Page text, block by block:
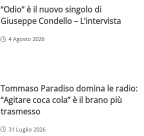
“Odio” è il nuovo singolo di
Giuseppe Condello – L’intervista
4 Agosto 2026
Tommaso Paradiso domina le radio:
“Agitare coca cola” è il brano più
trasmesso
31 Luglio 2026